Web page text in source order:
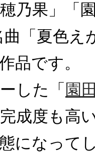
乃果」「
曲「夏色
品です。
した「 園
成度も高
になって